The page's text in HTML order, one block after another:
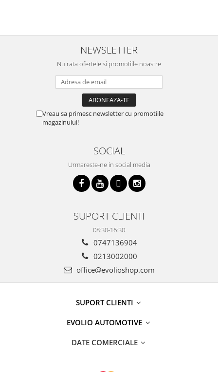
NEWSLETTER
Nu rata ofertele si promotiile noastre
Vreau sa primesc newsletter cu promotiile
magazinului!
SOCIAL
Urmareste-ne in social media
SUPORT CLIENTI
08:30-16:30
0747136904
0213002000
office@evolioshop.com
SUPORT CLIENTI
EVOLIO AUTOMOTIVE
DATE COMERCIALE